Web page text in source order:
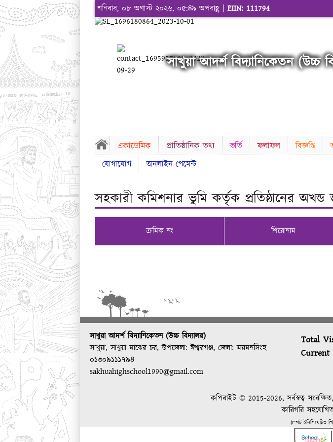
শনিবার, ০৮ অগাস্ট ২০২৬, ০৫:৪৯ অপরাহ্ণ | EIIN: 111794
সাখুয়া আদর্শ বিদ্যানিকেতন (উচ্চ
একাডেমিক প্রাতিষ্ঠানিক তথ্য ভর্তি ফলাফল বিজ্ঞপ্তি
যোগাযোগ
অনলাইন পেমেন্ট
সহকারী কমিশনার ভুমি কর্তৃক প্রতিষ্ঠানের
ক্রমিক নং শিরোনাম
সাখুয়া আদর্শ বিদ্যানিকেতন (উচ্চ বিদ্যালয়)
সাখুয়া, সাখুয়া মাঝের চর, উপজেলা: ঈশ্বরগঞ্জ, জেলা: ময়মনসিংহ
০১৩০৯১১১৭৯৪
sakhuahighschool1990@gmail.com
Total
Current
কপিরাইট © 2015-2026, সর্বস্বত্ব
কারিগরি
(স্পেট ইনিশিয়েটিভ